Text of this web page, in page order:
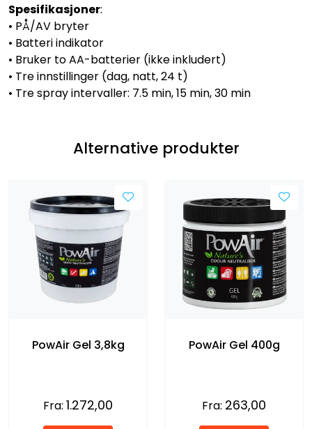
Spesifikasjoner:
• PÅ/AV bryter
• Batteri indikator
• Bruker to AA-batterier (ikke inkludert)
• Tre innstillinger (dag, natt, 24 t)
• Tre spray intervaller: 7.5 min, 15 min, 30 min
Alternative produkter
PowAir Gel 3,8kg
Fra: 1.272,00
PowAir Gel 400g
Fra: 263,00